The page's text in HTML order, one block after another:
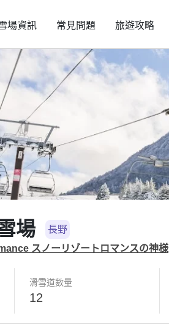
場資訊 常見問題 旅遊攻略
場
長野
スノーリゾートロマンスの神様
滑雪道數量
12